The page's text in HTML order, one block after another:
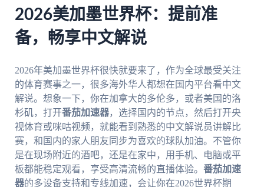
2026美加墨世界杯：提前准
备，畅享中文解说
2026年美加墨世界杯很快就要来了，作为全球最受关注
的体育赛事之一，很多海外华人都想在国内平台看中文
解说。想象一下，你在加拿大的多伦多，或者美国的洛
杉矶，打开番茄加速器，选择国内的节点，然后打开央
视体育或咪咕视频，就能看到熟悉的中文解说员讲解比
赛，和国内的家人朋友同步为喜欢的球队加油。不管你
是在现场附近的酒吧，还是在家中，用手机、电脑或平
板都能稳定观看，享受高清流畅的直播体验。 番茄加速
器的多设备支持和专线加速，会让你在2026世界杯期